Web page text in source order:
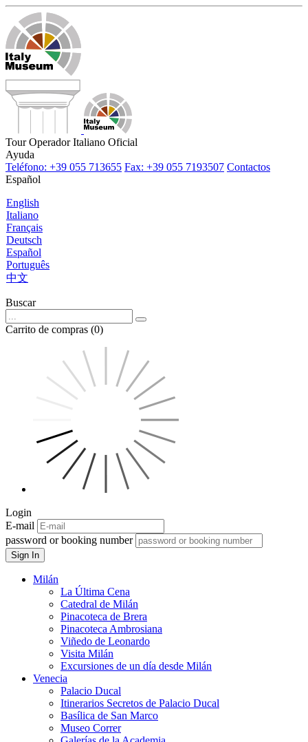
Tour Operador Italiano Oficial
Ayuda
Teléfono: +39 055 713655 Fax: +39 055 7193507 Contactos
Español
English
Italiano
Français
Deutsch
Español
Português
中文
Buscar
Carrito de compras (0)
Login
E-mail
password or booking number
Sign In
Milán
La Última Cena
Catedral de Milán
Pinacoteca de Brera
Pinacoteca Ambrosiana
Viñedo de Leonardo
Visita Milán
Excursiones de un día desde Milán
Venecia
Palacio Ducal
Itinerarios Secretos de Palacio Ducal
Basílica de San Marco
Museo Correr